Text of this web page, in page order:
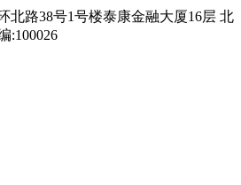
北路38号1号楼泰康金融大厦16层 北
:100026